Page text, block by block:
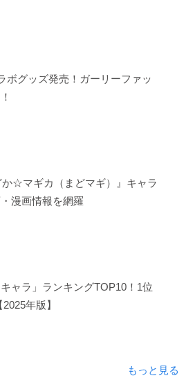
ボグッズ発売！ガーリーファッ
☆マギカ（まどマギ）』キャラ
漫画情報を網羅
ャラ」ランキングTOP10！1位
年版】
もっと見る